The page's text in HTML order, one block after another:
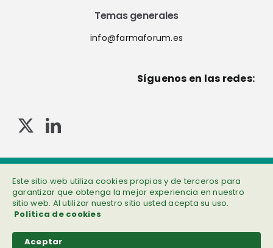
Temas generales
info@farmaforum.es
Síguenos en las redes:
Este sitio web utiliza cookies propias y de terceros para
garantizar que obtenga la mejor experiencia en nuestro
sitio web. Al utilizar nuestro sitio usted acepta su uso.
Política de cookies
Aceptar
© Copyright 2013-2023 . Todos los derechos reservados
Política de privacidad|Cookies|Aviso legal| Información adicional